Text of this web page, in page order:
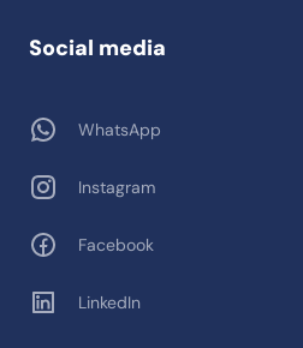
Social media
WhatsApp
Instagram
Facebook
LinkedIn